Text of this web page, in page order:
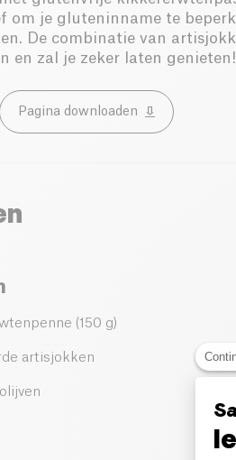
om je gluteninname te
De combinatie van
en zal je zeker laten genieten!
Pagina downloaden
(150 g)
artisjokken